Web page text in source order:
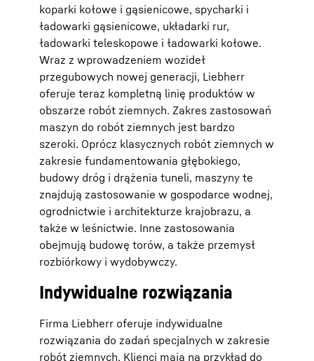
koparki kołowe i gąsienicowe, spycharki i
ładowarki gąsienicowe, układarki rur,
ładowarki teleskopowe i ładowarki kołowe.
Wraz z wprowadzeniem wozideł
przegubowych nowej generacji, Liebherr
oferuje teraz kompletną linię produktów w
obszarze robót ziemnych. Zakres zastosowań
maszyn do robót ziemnych jest bardzo
szeroki. Oprócz klasycznych robót ziemnych w
zakresie fundamentowania głębokiego,
budowy dróg i drążenia tuneli, maszyny te
znajdują zastosowanie w gospodarce wodnej,
ogrodnictwie i architekturze krajobrazu, a
także w leśnictwie. Inne zastosowania
obejmują budowę torów, a także przemysł
rozbiórkowy i wydobywczy.
Indywidualne rozwiązania
Firma Liebherr oferuje indywidualne
rozwiązania do zadań specjalnych w zakresie
robót ziemnych. Klienci mają na przykład do